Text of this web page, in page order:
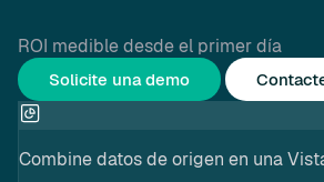
ROI medible desde el primer día
Solicite una demo
Combine datos de origen en una